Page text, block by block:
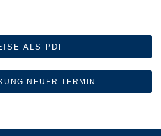
ALS PDF
NEUER TERMIN